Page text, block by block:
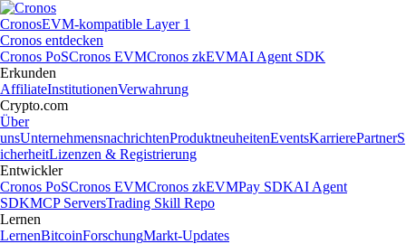
CronosEVM-kompatible Layer 1
Cronos entdecken
Cronos PoSCronos EVMCronos zkEVMAI Agent SDK
Erkunden
AffiliateInstitutionenVerwahrung
Crypto.com
Über
unsUnternehmensnachrichtenProduktneuheitenEventsKarrierePartnerS
icherheitLizenzen & Registrierung
Entwickler
Cronos PoSCronos EVMCronos zkEVMPay SDKAI Agent
SDKMCP ServersTrading Skill Repo
Lernen
LernenBitcoinForschungMarkt-Updates